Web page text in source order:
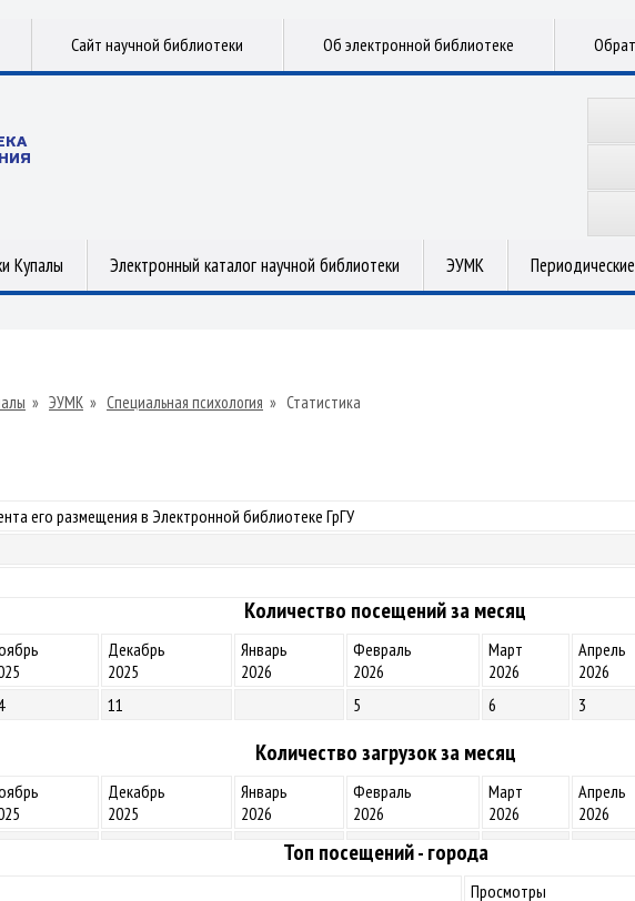
Сайт научной библиотеки Об электронной библиотеке
Купалы Электронный каталог научной библиотеки ЭУМК
» ЭУМК » Специальная психология » Статистика
его размещения в Электронной библиотеке ГрГУ
Количество посещений за месяц
Декабрь
2025
Январь
2026
Февраль
2026
Март
2026
Апрель
2026
11 5 6 3
Количество загрузок за месяц
Декабрь
2025
Январь
2026
Февраль
2026
Март
2026
Апрель
2026
Топ посещений - города
Просмотры